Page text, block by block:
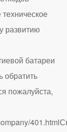
развитию
батареи
обратить
пожалуйста,
401.html